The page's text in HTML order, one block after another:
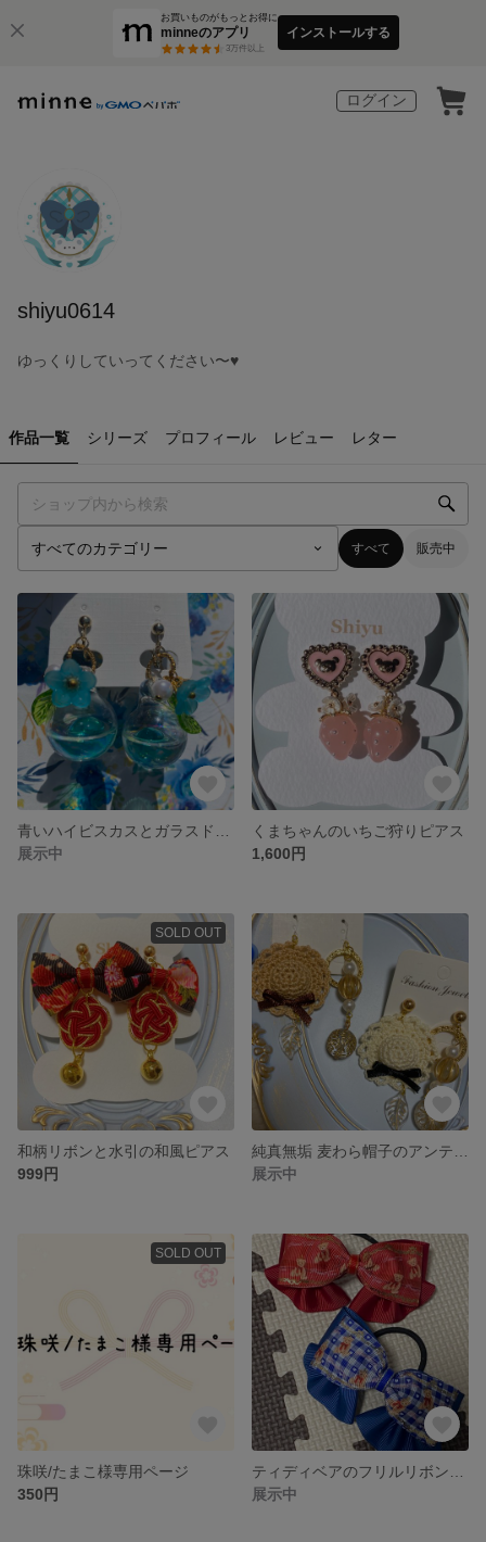
お買いものがもっとお得に
minneのアプリ
3万件以上
インストールする
ログイン
shiyu0614
ゆっくりしていってください〜♥
作品一覧 シリーズ プロフィール レビュー レター
すべて 販売中
展示中
くまちゃんのいちご狩りピアス
1,600円
SOLD OUT
和柄リボンと水引の和風ピアス
999円
展示中
SOLD OUT
珠咲/たまこ様専用ページ
350円
展示中